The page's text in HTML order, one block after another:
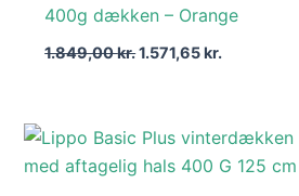
400g dækken – Orange
1.849,00kr.1.571,65kr.